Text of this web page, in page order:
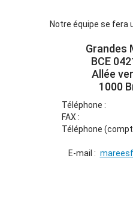
Notre équipe se fera
Grandes
BCE
Allée
1000
Téléphone :
FAX :
Téléphone
E-mail :